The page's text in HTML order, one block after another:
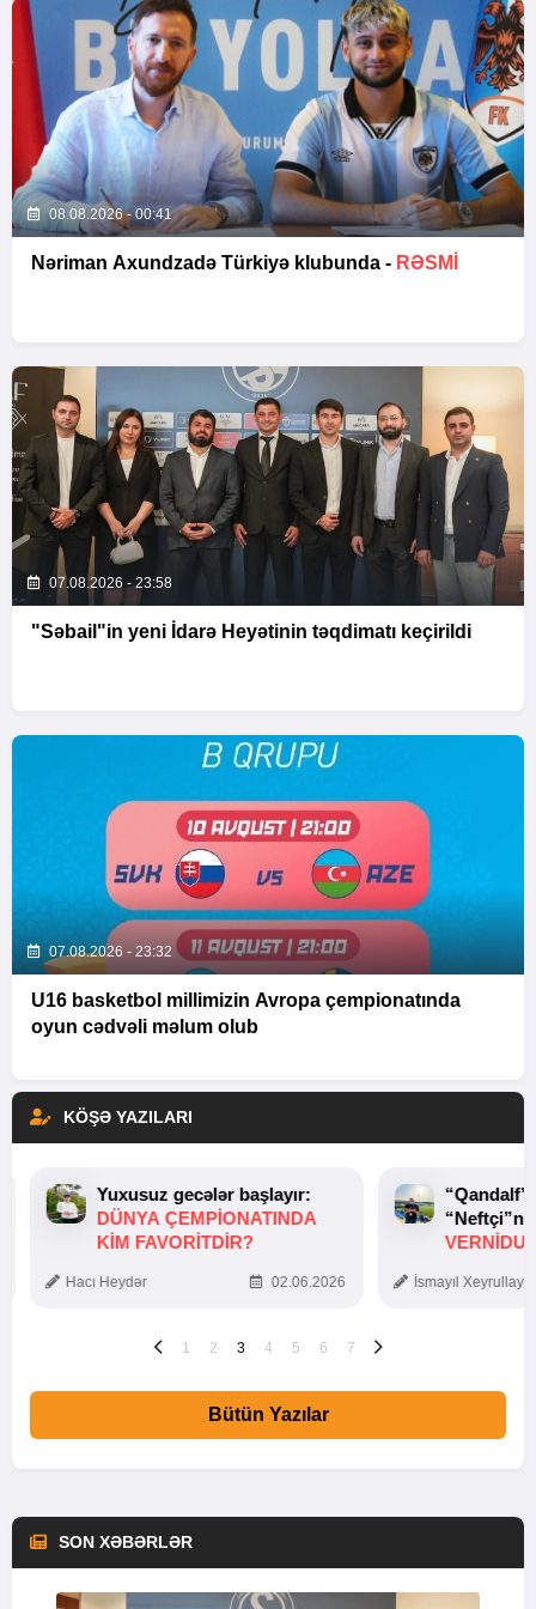
08.08.2026 - 00:41
Nəriman Axundzadə Türkiyə klubunda - RƏSMİ
07.08.2026 - 23:58
"Səbail"in yeni İdarə Heyətinin təqdimatı keçirildi
07.08.2026 - 23:32
U16 basketbol millimizin Avropa çempionatında
oyun cədvəli məlum olub
KÖŞƏ YAZILARI
Yuxusuz gecələr başlayır:
DÜNYA ÇEMPIONATINDA
KIM FAVORITDIR?
Hacı Heydər 02.06.2026 İsmayıl
1 2 3 4 5 6 7
Bütün Yazılar
SON XƏBƏRLƏR